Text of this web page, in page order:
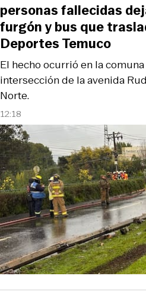
12:18
El hecho ocurrió en la
intersección de la avenida
Norte.
personas fallecidas
furgón y bus que
Deportes Temuco